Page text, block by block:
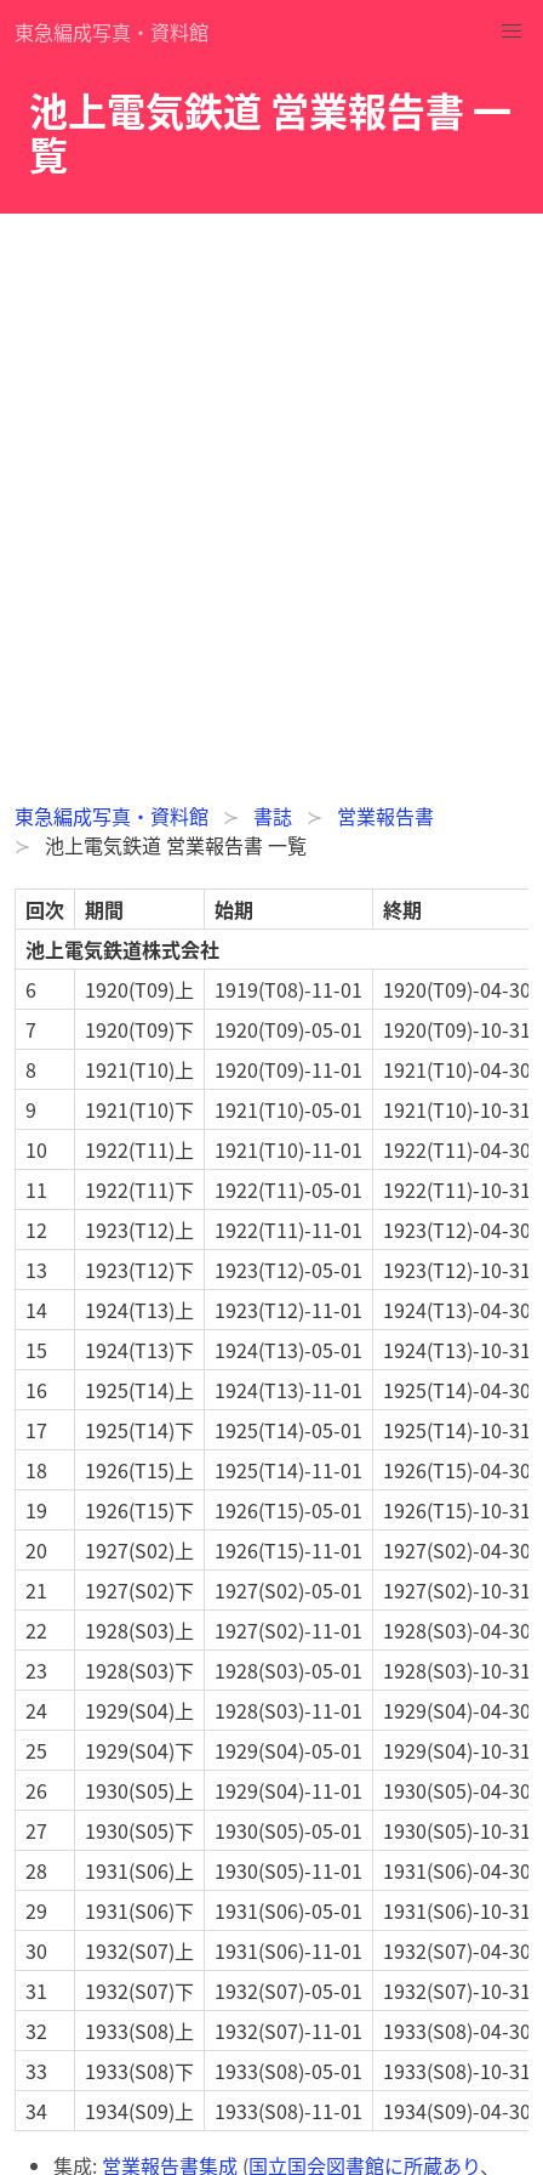
東急編成写真・資料館
池上電気鉄道 営業報告書 一
覧
東急編成写真・資料館 書誌
営業報告書
池上電気鉄道 営業報告書 一覧
回次 期間 始期
終期
池上電気鉄道株式会社
6
1920(T09)上 1919(T08)-11-01
1920(T09)-04-30
7
1920(T09)下 1920(T09)-05-01
1920(T09)-10-31
8
1921(T10)上 1920(T09)-11-01
1921(T10)-04-30
9
1921(T10)下 1921(T10)-05-01
1921(T10)-10-31
10
1922(T11)上 1921(T10)-11-01
1922(T11)-04-30
11
1922(T11)下 1922(T11)-05-01
1922(T11)-10-31
12
1923(T12)上 1922(T11)-11-01
1923(T12)-04-30
13
1923(T12)下 1923(T12)-05-01
1923(T12)-10-31
14
1924(T13)上 1923(T12)-11-01
1924(T13)-04-30
15
1924(T13)下 1924(T13)-05-01
1924(T13)-10-31
16
1925(T14)上 1924(T13)-11-01
1925(T14)-04-30
17
1925(T14)下 1925(T14)-05-01
1925(T14)-10-31
18
1926(T15)上 1925(T14)-11-01
1926(T15)-04-30
19
1926(T15)下 1926(T15)-05-01
1926(T15)-10-31
20
1927(S02)上 1926(T15)-11-01
1927(S02)-04-30
21
1927(S02)下 1927(S02)-05-01
1927(S02)-10-31
22
1928(S03)上 1927(S02)-11-01
1928(S03)-04-30
23
1928(S03)下 1928(S03)-05-01
1928(S03)-10-31
24
1929(S04)上 1928(S03)-11-01
1929(S04)-04-30
25
1929(S04)下 1929(S04)-05-01
1929(S04)-10-31
26
1930(S05)上 1929(S04)-11-01
1930(S05)-04-30
27
1930(S05)下 1930(S05)-05-01
1930(S05)-10-31
28
1931(S06)上 1930(S05)-11-01
1931(S06)-04-30
29
1931(S06)下 1931(S06)-05-01
1931(S06)-10-31
30
1932(S07)上 1931(S06)-11-01
1932(S07)-04-30
31
1932(S07)下 1932(S07)-05-01
1932(S07)-10-31
32
1933(S08)上 1932(S07)-11-01
1933(S08)-04-30
33
1933(S08)下 1933(S08)-05-01
1933(S08)-10-31
34
1934(S09)上 1933(S08)-11-01
1934(S09)-04-30
集成: 営業報告書集成 (国立国会図書館に所蔵あり、